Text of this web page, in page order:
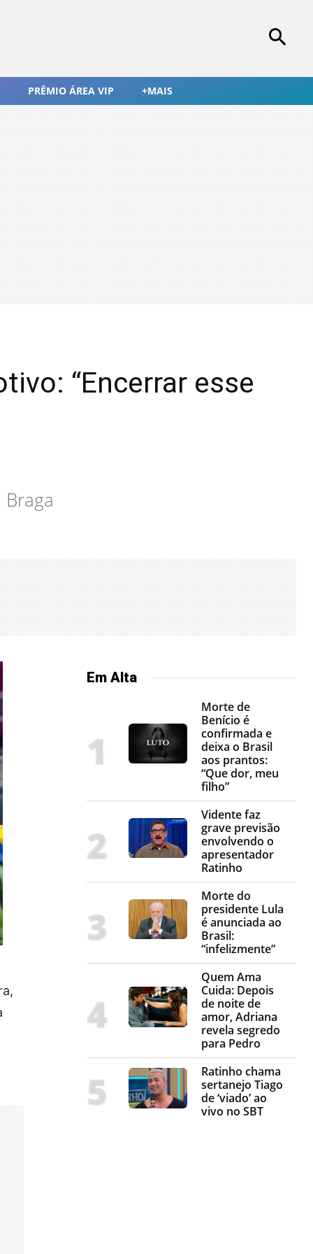
PRÊMIO ÁREA VIP +MAIS
“Encerrar esse
Em Alta
Morte de
Benício é
confirmada e
deixa o Brasil
aos prantos:
“Que dor, meu
filho”
Vidente faz
grave previsão
envolvendo o
apresentador
Ratinho
Morte do
presidente Lula
é anunciada ao
Brasil:
“infelizmente”
Quem Ama
Cuida: Depois
de noite de
amor, Adriana
revela segredo
para Pedro
Ratinho chama
sertanejo Tiago
de ‘viado’ ao
vivo no SBT